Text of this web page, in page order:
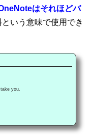
はそれほどバ
いう意味で使用でき
you.